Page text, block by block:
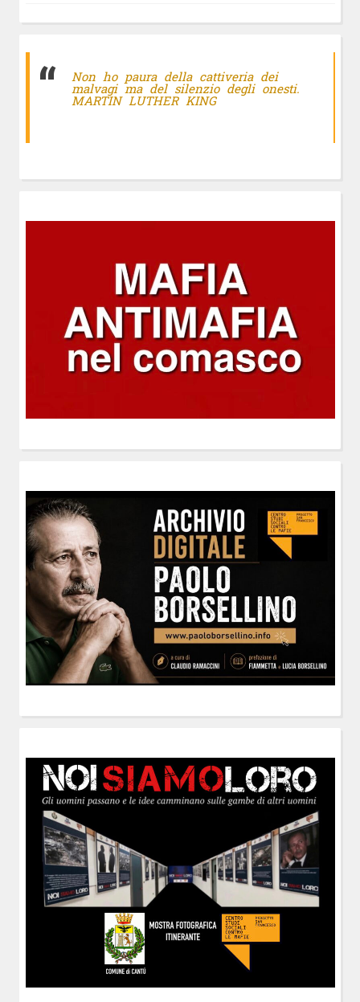
Non ho paura della cattiveria dei
malvagi ma del silenzio degli onesti.
MARTIN LUTHER KING